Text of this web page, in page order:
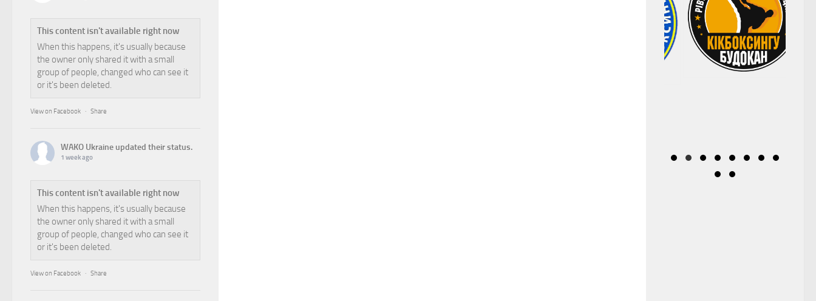
This content isn't available right now
When this happens, it's usually because
the owner only shared it with a small
group of people, changed who can see it
or it's been deleted.
View on Facebook · Share
WAKO Ukraine updated their status.
1 week ago
This content isn't available right now
When this happens, it's usually because
the owner only shared it with a small
group of people, changed who can see it
or it's been deleted.
View on Facebook · Share